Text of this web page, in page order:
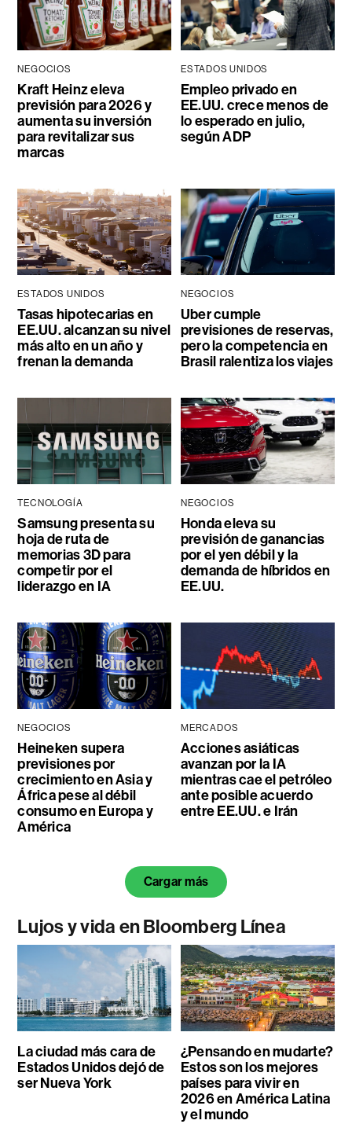
NEGOCIOS
Kraft Heinz eleva
previsión para 2026 y
aumenta su inversión
para revitalizar sus
marcas
ESTADOS UNIDOS
Empleo privado en
EE.UU. crece menos de
lo esperado en julio,
según ADP
ESTADOS UNIDOS
Tasas hipotecarias en
EE.UU. alcanzan su nivel
más alto en un año y
frenan la demanda
NEGOCIOS
Uber cumple
previsiones de reservas,
pero la competencia en
Brasil ralentiza los viajes
TECNOLOGÍA
Samsung presenta su
hoja de ruta de
memorias 3D para
competir por el
liderazgo en IA
NEGOCIOS
Honda eleva su
previsión de ganancias
por el yen débil y la
demanda de híbridos en
EE.UU.
NEGOCIOS
Heineken supera
previsiones por
crecimiento en Asia y
África pese al débil
consumo en Europa y
América
MERCADOS
Acciones asiáticas
avanzan por la IA
mientras cae el petróleo
ante posible acuerdo
entre EE.UU. e Irán
Cargar más
Lujos y vida en Bloomberg Línea
La ciudad más cara de
Estados Unidos dejó de
ser Nueva York
¿Pensando en mudarte?
Estos son los mejores
países para vivir en
2026 en América Latina
y el mundo